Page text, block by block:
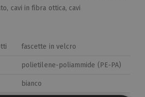
cavi in fibra ottica, cavi
fascette in velcro
polietilene-poliammide (PE-PA)
bianco